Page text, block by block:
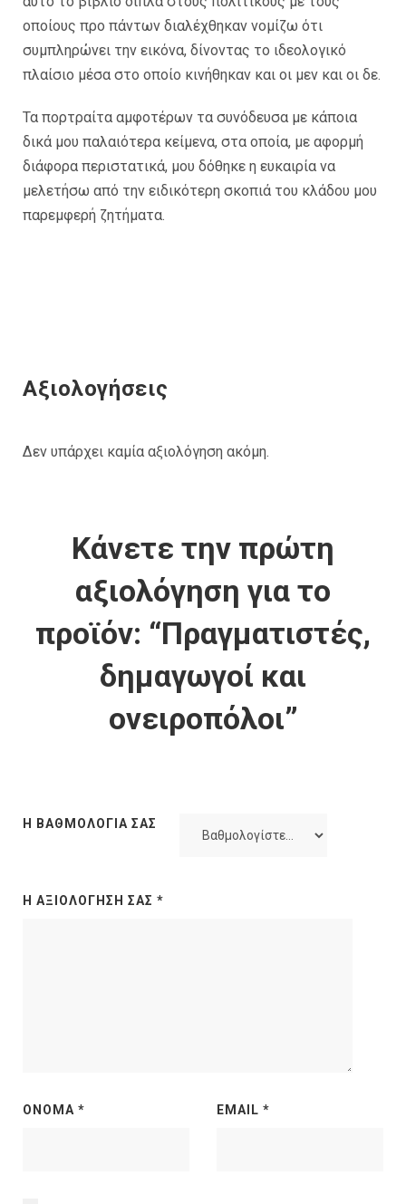
οποίους προ πάντων διαλέχθηκαν νομίζω ότι
συμπληρώνει την εικόνα, δίνοντας το ιδεολογικό
πλαίσιο μέσα στο οποίο κινήθηκαν και οι μεν και οι δε.
Τα πορτραίτα αμφοτέρων τα συνόδευσα με κάποια
δικά μου παλαιότερα κείμενα, στα οποία, με αφορμή
διάφορα περιστατικά, μου δόθηκε η ευκαιρία να
μελετήσω από την ειδικότερη σκοπιά του κλάδου μου
παρεμφερή ζητήματα.
Αξιολογήσεις
Δεν υπάρχει καμία αξιολόγηση ακόμη.
Κάνετε την πρώτη
αξιολόγηση για το
προϊόν: “Πραγματιστές,
δημαγωγοί και
ονειροπόλοι”
Η ΒΑΘΜΟΛΟΓΊΑ ΣΑΣ
Η ΑΞΙΟΛΌΓΗΣΉ ΣΑΣ *
ΌΝΟΜΑ * EMAIL *